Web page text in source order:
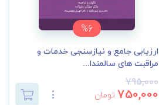
%6
ارزیابی جامع و نیازسنجی خدمات و
مراقبت های سالمندا...
795,000
750,000 تومان